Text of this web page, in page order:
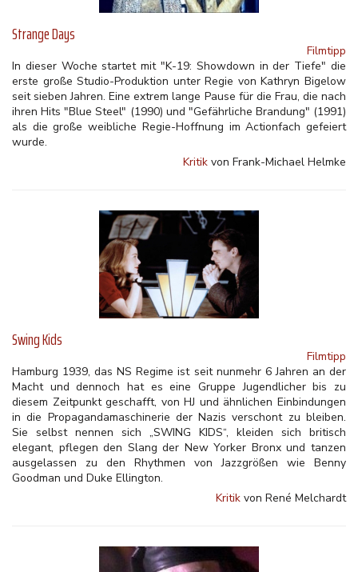
Strange Days
Filmtipp
In dieser Woche startet mit "K-19: Showdown in der Tiefe" die
erste große Studio-Produktion unter Regie von Kathryn Bigelow
seit sieben Jahren. Eine extrem lange Pause für die Frau, die nach
ihren Hits "Blue Steel" (1990) und "Gefährliche Brandung" (1991)
als die große weibliche Regie-Hoffnung im Actionfach gefeiert
wurde.
Kritik von Frank-Michael Helmke
Swing Kids
Filmtipp
Hamburg 1939, das NS Regime ist seit nunmehr 6 Jahren an der
Macht und dennoch hat es eine Gruppe Jugendlicher bis zu
diesem Zeitpunkt geschafft, von HJ und ähnlichen Einbindungen
in die Propagandamaschinerie der Nazis verschont zu bleiben.
Sie selbst nennen sich „SWING KIDS“, kleiden sich britisch
elegant, pflegen den Slang der New Yorker Bronx und tanzen
ausgelassen zu den Rhythmen von Jazzgrößen wie Benny
Goodman und Duke Ellington.
Kritik von René Melchardt